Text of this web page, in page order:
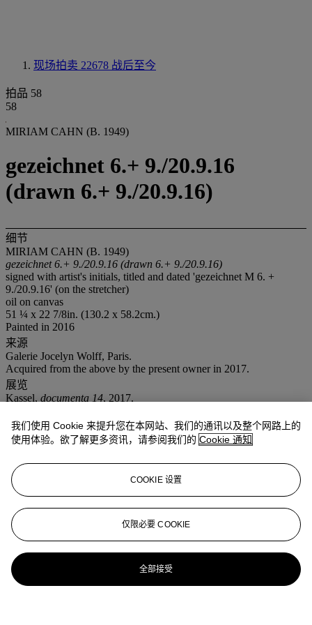
现场拍卖 22678 战后至今
拍品 58
58
MIRIAM CAHN (B. 1949)
gezeichnet 6.+ 9./20.9.16
(drawn 6.+ 9./20.9.16)
细节
MIRIAM CAHN (B. 1949)
gezeichnet 6.+ 9./20.9.16 (drawn 6.+ 9./20.9.16)
signed with artist's initials, titled and dated 'gezeichnet M 6. +
9./20.9.16' (on the stretcher)
oil on canvas
51 ¼ x 22 7/8in. (130.2 x 58.2cm.)
Painted in 2016
来源
Galerie Jocelyn Wolff, Paris.
Acquired from the above by the present owner in 2017.
展览
Kassel, documenta 14, 2017.
业务规定
更多来自战后至今
查看全部
查看全部
我们使用 Cookie 来提升您在本网站、我们的通讯以及整个网路上的
使用体验。欲了解更多资讯，请参阅我们的 Cookie 通知
COOKIE 设置
仅限必要 COOKIE
全部接受